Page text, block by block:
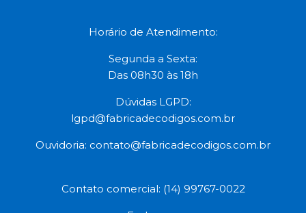
Horário de Atendimento:
Segunda a Sexta:
Das 08h30 às 18h
Dúvidas LGPD:
lgpd@fabricadecodigos.com.br
Ouvidoria: contato@fabricadecodigos.com.br
Contato comercial: (14) 99767-0022